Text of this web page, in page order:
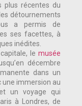
plus récentes du
détournements
a permis de
ses facettes, à
inédites.
le musée
décembre
dans un
une immersion au
un voyage qui
à Londres, de